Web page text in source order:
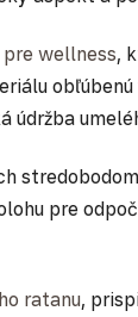
wellness,
pre
ratanu,